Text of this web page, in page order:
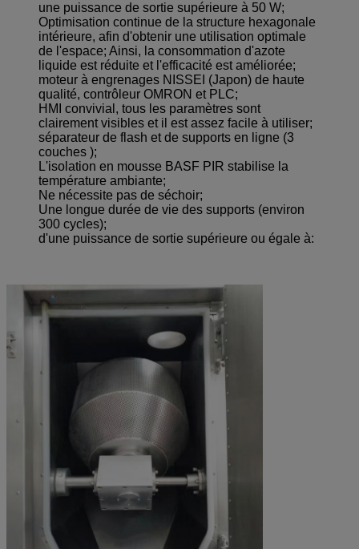
une puissance de sortie supérieure à 50 W;
Optimisation continue de la structure hexagonale
intérieure, afin d'obtenir une utilisation optimale
de l'espace; Ainsi, la consommation d'azote
liquide est réduite et l'efficacité est améliorée;
moteur à engrenages NISSEI (Japon) de haute
qualité, contrôleur OMRON et PLC;
HMI convivial, tous les paramètres sont
clairement visibles et il est assez facile à utiliser;
séparateur de flash et de supports en ligne (3
couches );
L'isolation en mousse BASF PIR stabilise la
température ambiante;
Ne nécessite pas de séchoir;
Une longue durée de vie des supports (environ
300 cycles);
d'une puissance de sortie supérieure ou égale à: